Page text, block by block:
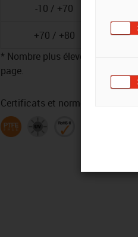
-10 / +70
+70 / +80
* Nombre plus élevé de cycles
page.
Certificats et normes